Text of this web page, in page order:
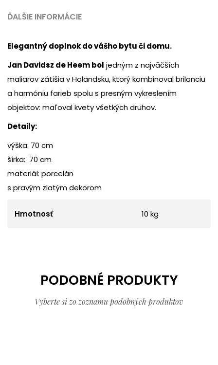
ĎALŠIE INFORMÁCIE
Elegantný doplnok do vášho bytu či domu.
Jan Davidsz de Heem bol jedným z najväčších
maliarov zátišia v Holandsku, ktorý kombinoval brilanciu
a harmóniu farieb spolu s presným vykreslením
objektov: maľoval kvety všetkých druhov.
Detaily:
výška: 70 cm
šírka: 70 cm
materiál: porcelán
s pravým zlatým dekorom
Hmotnosť 10 kg
PODOBNÉ PRODUKTY
Vyberte si zo zoznamu podobných produktov